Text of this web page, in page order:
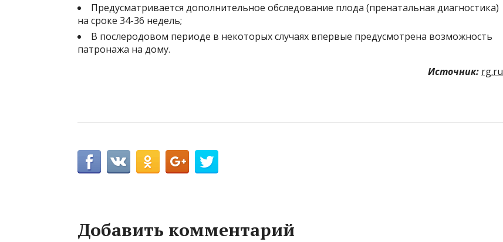
Предусматривается дополнительное обследование плода (пренатальная диагностика)
на сроке 34-36 недель;
В послеродовом периоде в некоторых случаях впервые предусмотрена возможность
патронажа на дому.
Источник: rg.ru
Добавить комментарий